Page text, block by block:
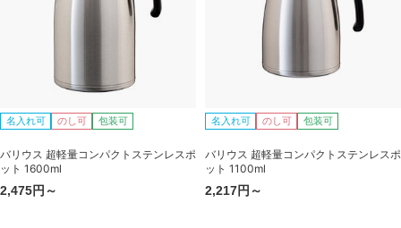
名入れ可 のし可 包装可
バリウス 超軽量コンパクトステンレスポ
ット 1600ml
2,475円～
名入れ可 のし可 包装可
バリウス 超軽量コンパクトステンレスポ
ット 1100ml
2,217円～